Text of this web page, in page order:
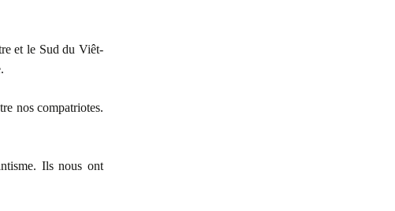
et le Sud du Viêt-
nos compatriotes.
Ils nous ont